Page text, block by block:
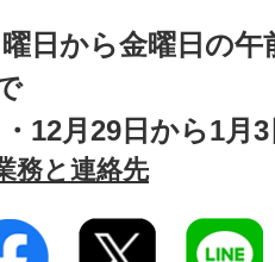
日から金曜日の午
・12月29日から1月
務と連絡先